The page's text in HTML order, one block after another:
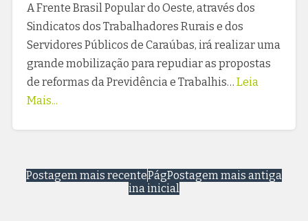
A Frente Brasil Popular do Oeste, através dos
Sindicatos dos Trabalhadores Rurais e dos
Servidores Públicos de Caraúbas, irá realizar uma
grande mobilização para repudiar as propostas
de reformas da Previdência e Trabalhis… Leia
Mais...
Postagem mais recente Postagem mais antiga
Pág
ina inicial